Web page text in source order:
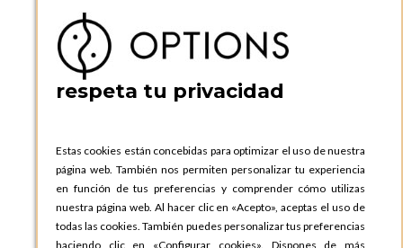
08130 Santa Perpetua de Moguda, Barcelona
ESPAñA
Teléfono:
+34 935 724 041
OPTIONS BARCELONA SHOWROOM
ESPAñA
Teléfono:+34 935 724 041
OPTIONS MADRID
C. Lucio Emilio Cándido, 6,
respeta tu privacidad
Estas cookies están concebidas para optimizar el uso de nuestra
página web. También nos permiten personalizar tu experiencia
en función de tus preferencias y comprender cómo utilizas
nuestra página web. Al hacer clic en «Acepto», aceptas el uso de
todas las cookies. También puedes personalizar tus preferencias
haciendo clic en «Configurar cookies». Dispones de más